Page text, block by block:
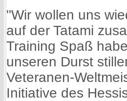
"Wir wollen uns
auf der Tatami
Training Spaß
unseren Durst
Veteranen-
Initiative des